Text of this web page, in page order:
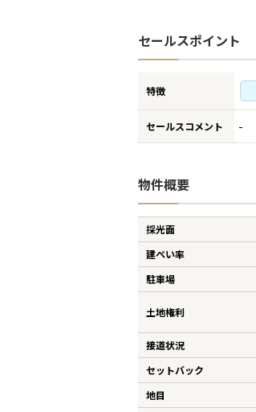
セールスポイント
特徴
セールスコメント -
物件概要
採光面
建ぺい率
駐車場
土地権利
接道状況
セットバック
地目